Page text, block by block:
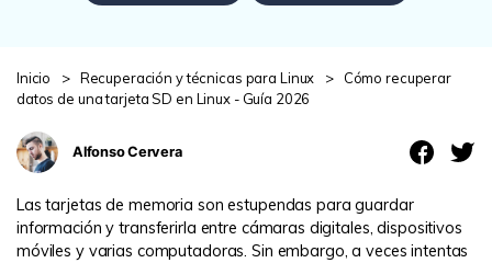
Recoverit Gratis
Inicio > Recuperación y técnicas para Linux >
Cómo recuperar
datos de una tarjeta SD en Linux - Guía 2026
Alfonso Cervera
Las tarjetas de memoria son estupendas para guardar
información y transferirla entre cámaras digitales, dispositivos
móviles y varias computadoras. Sin embargo, a veces intentas